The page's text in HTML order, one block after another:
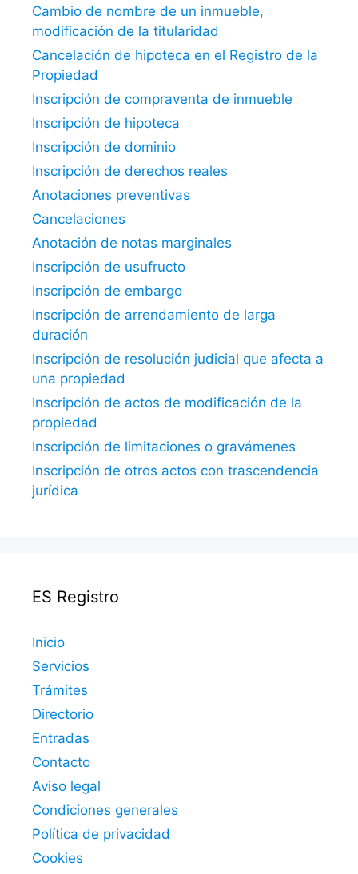
Cambio de nombre de un inmueble,
modificación de la titularidad
Cancelación de hipoteca en el Registro de la
Propiedad
Inscripción de compraventa de inmueble
Inscripción de hipoteca
Inscripción de dominio
Inscripción de derechos reales
Anotaciones preventivas
Cancelaciones
Anotación de notas marginales
Inscripción de usufructo
Inscripción de embargo
Inscripción de arrendamiento de larga
duración
Inscripción de resolución judicial que afecta a
una propiedad
Inscripción de actos de modificación de la
propiedad
Inscripción de limitaciones o gravámenes
Inscripción de otros actos con trascendencia
jurídica
ES Registro
Inicio
Servicios
Trámites
Directorio
Entradas
Contacto
Aviso legal
Condiciones generales
Política de privacidad
Cookies